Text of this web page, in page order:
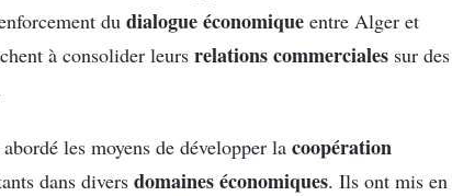
du dialogue économique entre Alger et
à consolider leurs relations commerciales sur des
les moyens de développer la coopération
dans divers domaines économiques. Ils ont mis en